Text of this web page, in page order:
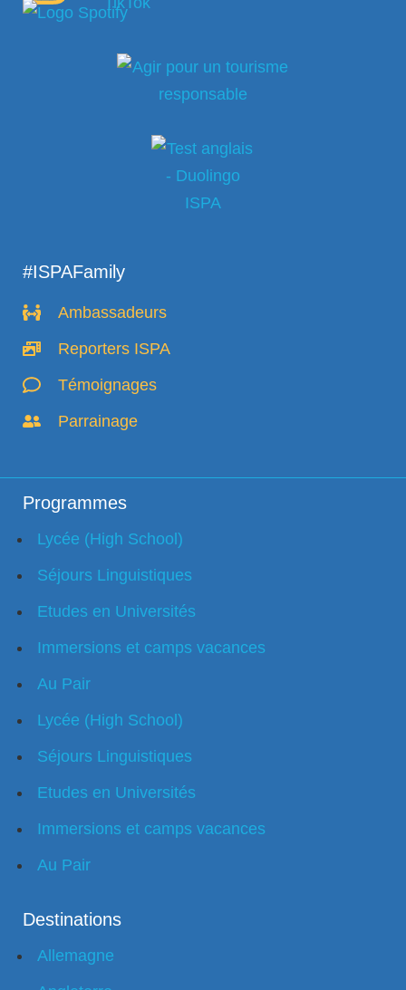
#ISPAFamily
Ambassadeurs
Reporters ISPA
Témoignages
Parrainage
Programmes
Lycée (High School)
Séjours Linguistiques
Etudes en Universités
Immersions et camps vacances
Au Pair
Lycée (High School)
Séjours Linguistiques
Etudes en Universités
Immersions et camps vacances
Au Pair
Destinations
Allemagne